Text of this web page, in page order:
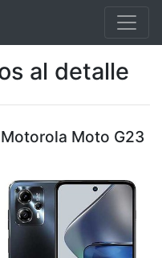
al detalle
Motorola Moto G23